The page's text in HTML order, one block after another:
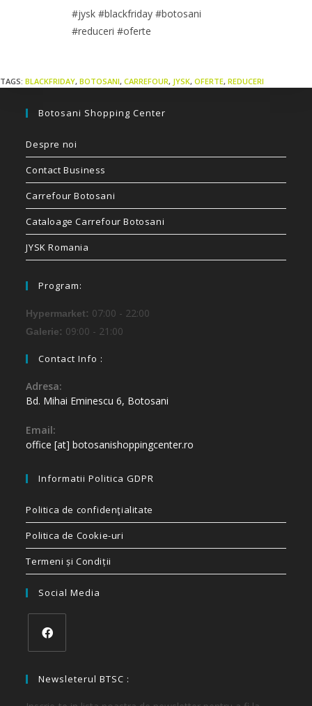
#jysk #blackfriday #botosani
#reduceri #oferte
TAGS: BLACKFRIDAY, BOTOSANI, CARREFOUR, JYSK, OFERTE, REDUCERI
Botosani Shopping Center
Despre noi
Contact Business
Carrefour Botosani
Cataloage Carrefour Botosani
JYSK Romania
Program:
Hypermarket: 07:00 - 22:00
Galerie: 09:00 - 21:00
Contact Info :
Adresa:
Bd. Mihai Eminescu 6, Botosani
Email:
office [at] botosanishoppingcenter.ro
Informatii Politica GDPR
Politica de confidenţialitate
Politica de Cookie-uri
Termeni și Condiții
Social Media
Newsleterul BTSC :